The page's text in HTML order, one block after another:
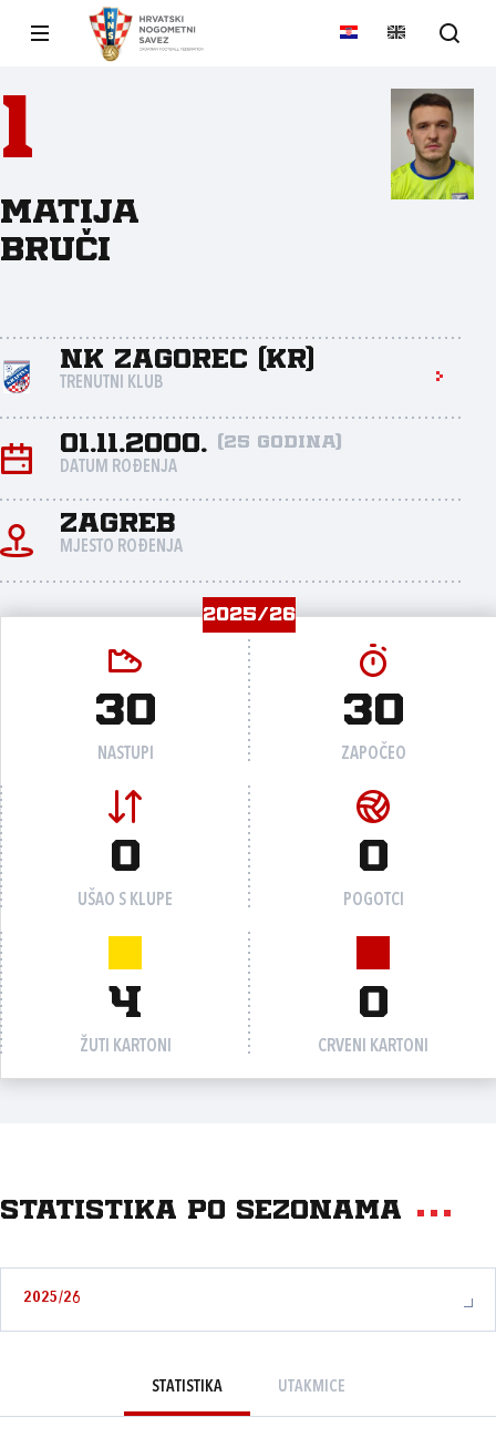
1
Matija
Bruči
NK Zagorec (Kr)
TRENUTNI KLUB
01.11.2000. (25 godina)
DATUM ROĐENJA
Zagreb
MJESTO ROĐENJA
2025/26
30
NASTUPI
30
ZAPOČEO
0
UŠAO S KLUPE
0
POGOTCI
4
ŽUTI KARTONI
0
CRVENI KARTONI
Statistika po sezonama
2025/26
STATISTIKA UTAKMICE